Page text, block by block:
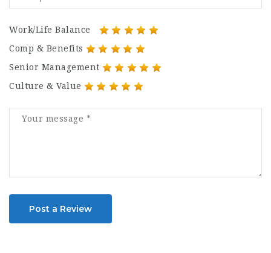
Work/Life Balance
Comp & Benefits
Senior Management
Culture & Value
Post a Review